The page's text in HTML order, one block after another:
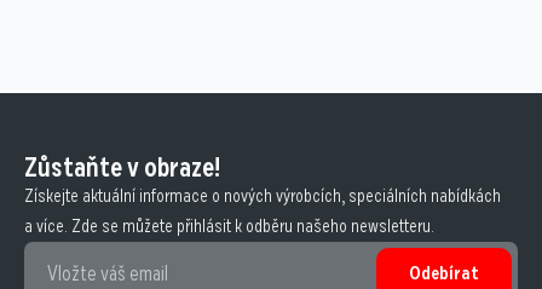
Zůstaňte v obraze!
Získejte aktuální informace o nových výrobcích, speciálních nabídkách
a více. Zde se můžete přihlásit k odběru našeho newsletteru.
Odebírat